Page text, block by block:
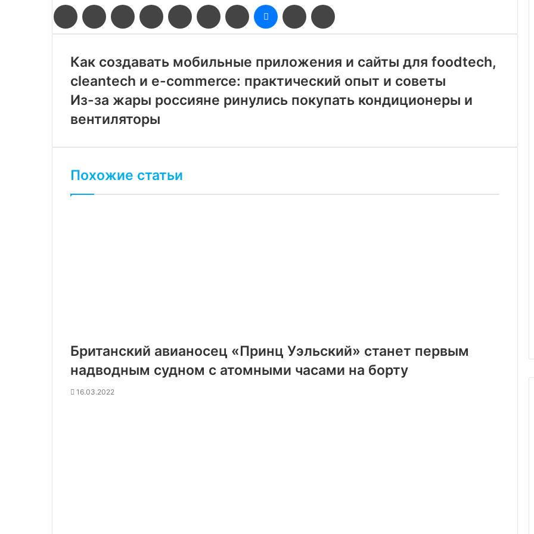
FacebookTwitter LinkedIn Pinterest Reddit ВконтактеОдноклассники
MessengerПоделиться
через
электронную
Как создавать мобильные приложения и сайты для foodtech,
cleantech и e-commerce: практический опыт и советы
Из-за жары россияне ринулись покупать кондиционеры и
вентиляторы
Похожие статьи
Британский авианосец «Принц Уэльский» станет первым
надводным судном с атомными часами на борту
16.03.2022